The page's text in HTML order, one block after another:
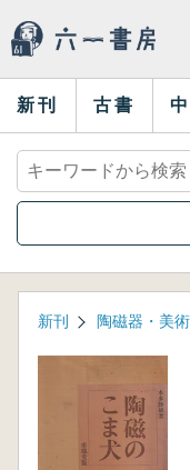
新刊 古書
新刊 陶磁器・美術